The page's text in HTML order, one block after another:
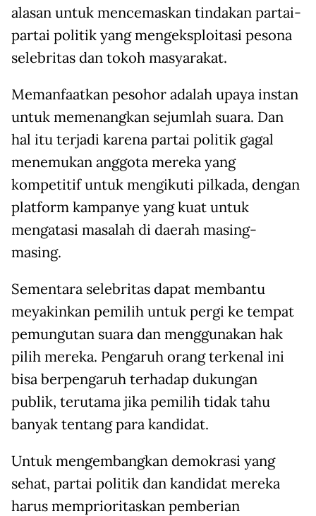
alasan untuk mencemaskan tindakan partai-
partai politik yang mengeksploitasi pesona
selebritas dan tokoh masyarakat.
Memanfaatkan pesohor adalah upaya instan
untuk memenangkan sejumlah suara. Dan
hal itu terjadi karena partai politik gagal
menemukan anggota mereka yang
kompetitif untuk mengikuti pilkada, dengan
platform kampanye yang kuat untuk
mengatasi masalah di daerah masing-
masing.
Sementara selebritas dapat membantu
meyakinkan pemilih untuk pergi ke tempat
pemungutan suara dan menggunakan hak
pilih mereka. Pengaruh orang terkenal ini
bisa berpengaruh terhadap dukungan
publik, terutama jika pemilih tidak tahu
banyak tentang para kandidat.
Untuk mengembangkan demokrasi yang
sehat, partai politik dan kandidat mereka
harus memprioritaskan pemberian